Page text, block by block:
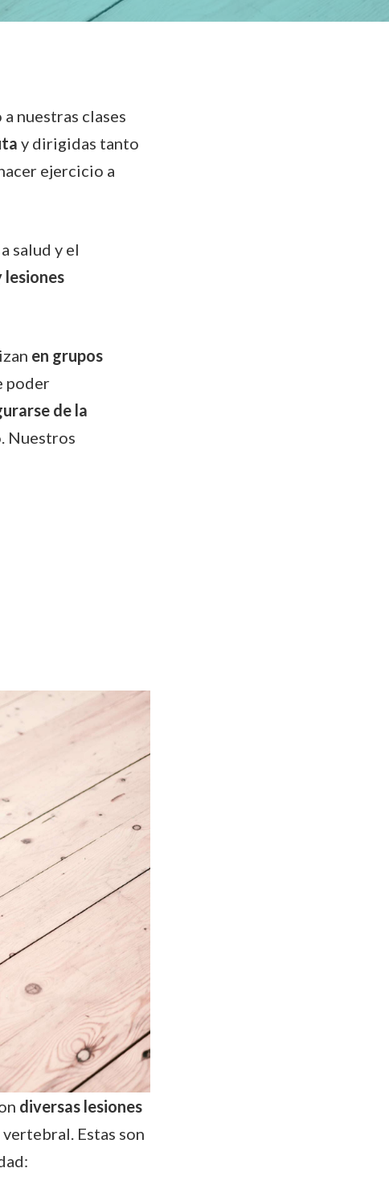
nuestras clases
y dirigidas tanto
ejercicio a
salud y el
lesiones
en grupos
poder
de la
Nuestros
diversas lesiones
Estas son